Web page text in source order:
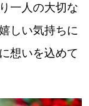
一人の大切な
しい気持ちに
想いを込めて